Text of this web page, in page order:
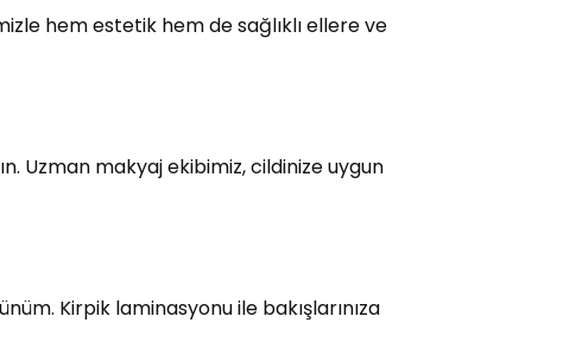
hem estetik hem de sağlıklı ellere ve
Uzman makyaj ekibimiz, cildinize uygun
Kirpik laminasyonu ile bakışlarınıza